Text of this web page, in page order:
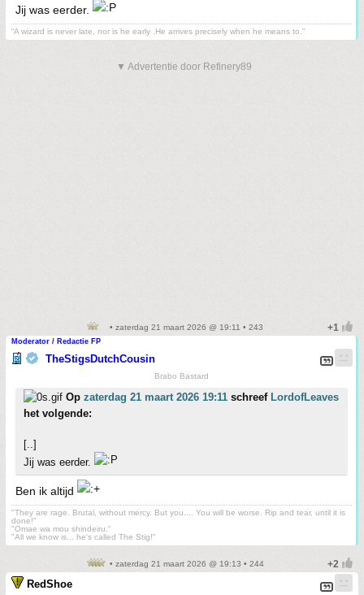
Jij was eerder.
“A wizard is never late, nor is he early .He arrives precisely when he means to.”
▼ Advertentie door Refinery89
• zaterdag 21 maart 2026 @ 19:11 • 243
Moderator / Redactie FP
TheStigsDutchCousin
Brabo Bastard
Op zaterdag 21 maart 2026 19:11 schreef LordofLeaves
het volgende:
[..]
Jij was eerder.
Ben ik altijd
"They are rage. Brutal, without mercy. But you.... You will be worse. Rip and tear, until it is
done!"
"Omae wa mou shindeiru."
"All we know is... he's called The Stig!"
• zaterdag 21 maart 2026 @ 19:13 • 244
RedShoe